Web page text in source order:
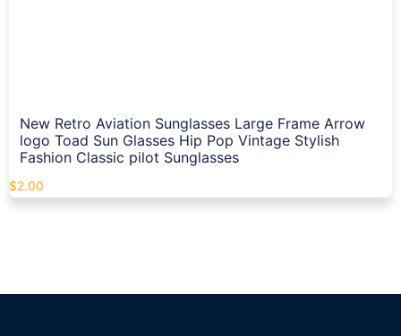
New Retro Aviation Sunglasses Large Frame Arrow
logo Toad Sun Glasses Hip Pop Vintage Stylish
Fashion Classic pilot Sunglasses
$2.00